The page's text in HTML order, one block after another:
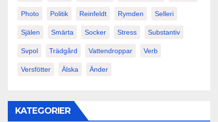
Photo Politik Reinfeldt Rymden Selleri
Själen Smärta Socker Stress Substantiv
Svpol Trädgård Vattendroppar Verb
Versfötter Älska Änder
KATEGORIER